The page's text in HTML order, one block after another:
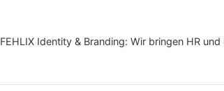
FEHLIX Identity & Branding: Wir bringen HR